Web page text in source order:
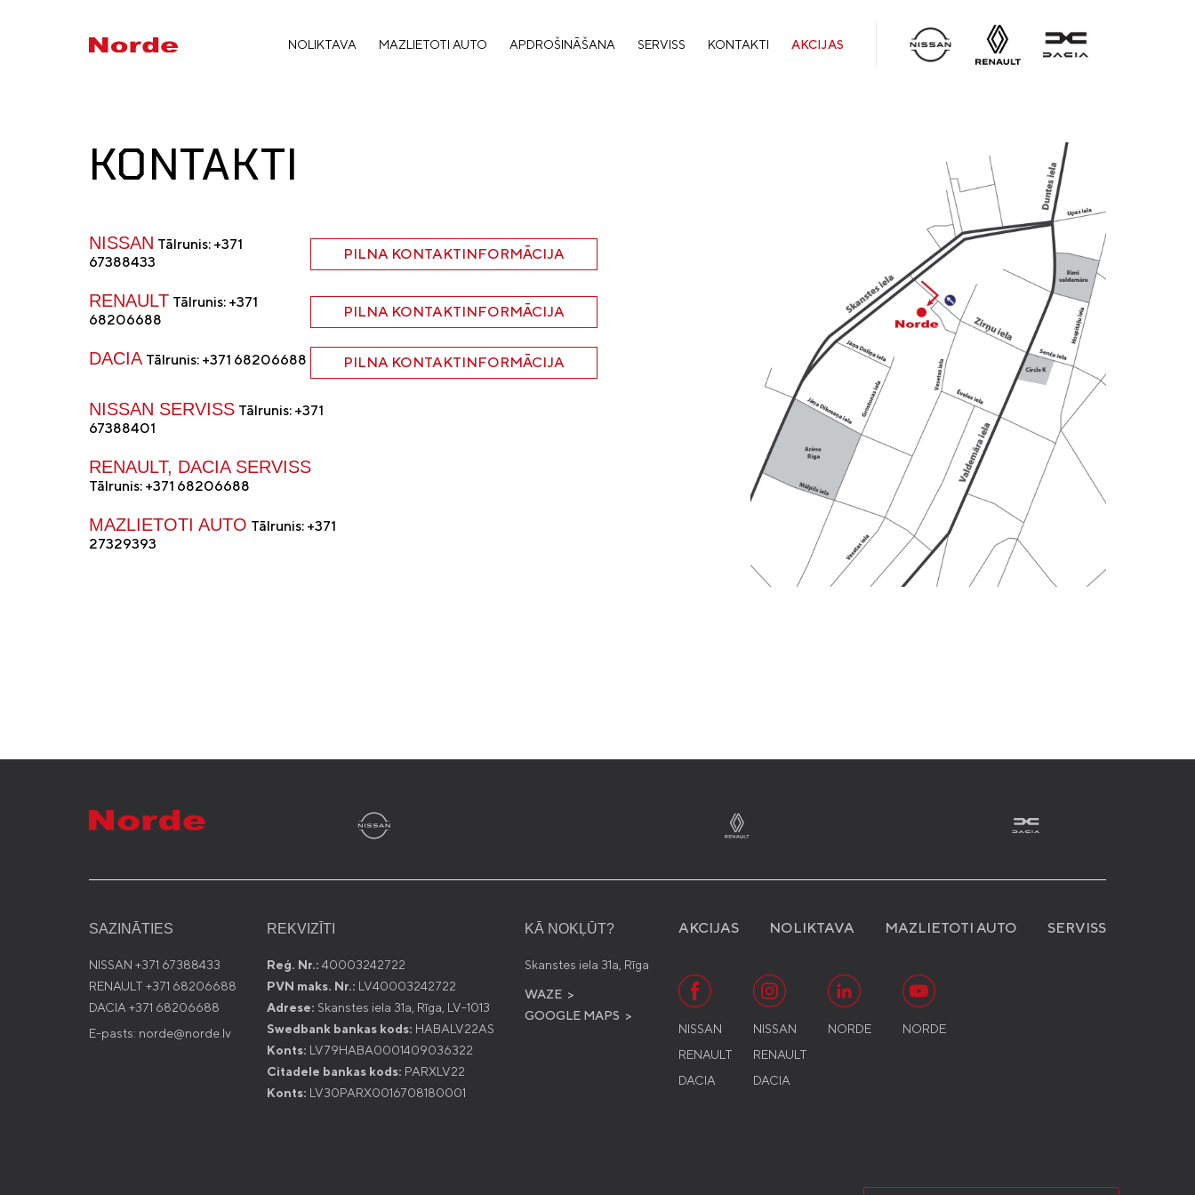
NOLIKTAVA MAZLIETOTI AUTO APDROŠINĀŠANA SERVISS KONTAKTI AKCIJAS
KONTAKTI
NISSAN Tālrunis: +371
67388433
PILNA KONTAKTINFORMĀCIJA
RENAULT Tālrunis: +371
68206688
PILNA KONTAKTINFORMĀCIJA
DACIA Tālrunis: +371 68206688 PILNA KONTAKTINFORMĀCIJA
NISSAN SERVISS Tālrunis: +371
67388401
RENAULT, DACIA SERVISS
Tālrunis: +371 68206688
MAZLIETOTI AUTO Tālrunis: +371
27329393
SAZINĀTIES
NISSAN +371 67388433
RENAULT +371 68206688
DACIA +371 68206688
E-pasts: norde@norde.lv
REKVIZĪTI
Reģ. Nr.: 40003242722
PVN maks. Nr.: LV40003242722
Adrese: Skanstes iela 31a, Rīga, LV-1013
Swedbank bankas kods: HABALV22AS
Konts: LV79HABA0001409036322
Citadele bankas kods: PARXLV22
Konts: LV30PARX0016708180001
KĀ NOKĻŪT?
Skanstes iela 31a, Rīga
WAZE >
GOOGLE MAPS >
AKCIJAS
NISSAN
RENAULT
DACIA
NISSAN
RENAULT
DACIA
NORDE NORDE
NOLIKTAVA MAZLIETOTI AUTO SERVISS